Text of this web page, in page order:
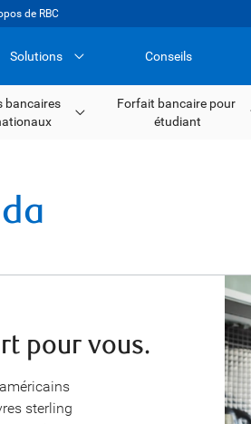
de RBC
Solutions Conseils
bancaires
Forfait bancaire pour
étudiant
pour vous.
sterling